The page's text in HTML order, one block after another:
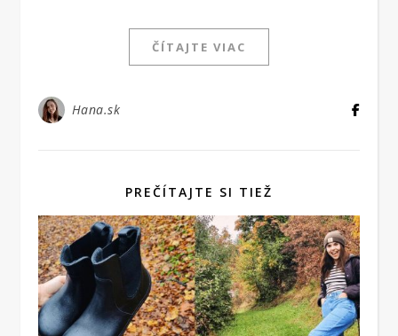
ČÍTAJTE VIAC
Hana.sk
PREČÍTAJTE SI TIEŽ